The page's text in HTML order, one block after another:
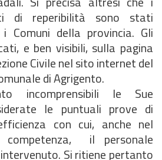
di reperibilità sono stati
della provincia. Gli
e ben visibili, sulla pagina
Civile nel sito internet del
di Agrigento.
incomprensibili le Sue
le puntuali prove di
con cui, anche nel
il personale
Si ritiene pertanto